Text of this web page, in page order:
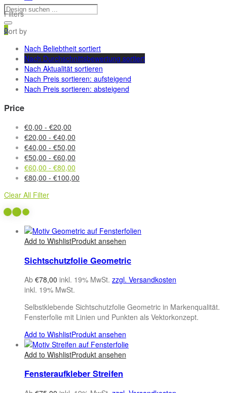
0
Filters
Sort by
Nach Beliebtheit sortiert
Nach Durchschnittsbewertung sortiert
Nach Aktualität sortieren
Nach Preis sortieren: aufsteigend
Nach Preis sortieren: absteigend
Price
€0,00 - €20,00
€20,00 - €40,00
€40,00 - €50,00
€50,00 - €60,00
€60,00 - €80,00
€80,00 - €100,00
Clear All Filter
Add to WishlistProdukt ansehen
Sichtschutzfolie Geometric
Ab €78,00 inkl. 19% MwSt. zzgl. Versandkosten
inkl. 19% MwSt.
Selbstklebende Sichtschutzfolie Geometric in Markenqualität.
Fensterfolie mit Linien und Punkten als Vektorkonzept.
Add to WishlistProdukt ansehen
Add to WishlistProdukt ansehen
Fensteraufkleber Streifen